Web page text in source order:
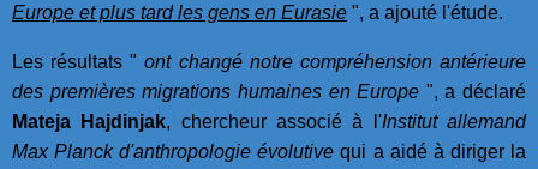
Europe et plus tard les gens en Eurasie ", a ajouté l'étude.
Les résultats "ont changé notre compréhension antérieure
des premières migrations humaines en Europe ", a déclaré
Mateja Hajdinjak, chercheur associé à l'Institut allemand
Max Planck d'anthropologie évolutive qui a aidé à diriger la